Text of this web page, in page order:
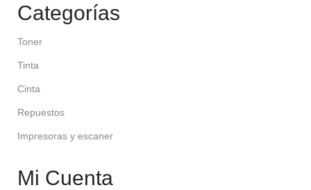
Categorías
Toner
Tinta
Cinta
Repuestos
Impresoras y escaner
Mi Cuenta